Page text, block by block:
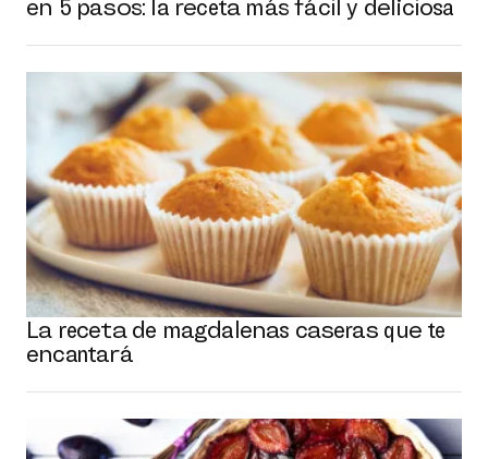
en 5 pasos: la receta más fácil y deliciosa
La receta de magdalenas caseras que te
encantará